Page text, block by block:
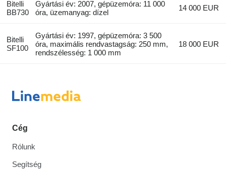
Bitelli
BB730
Gyártási év: 2007, gépüzemóra: 11 000
óra, üzemanyag: dízel
14 000 EUR
Bitelli
SF100
Gyártási év: 1997, gépüzemóra: 3 500
óra, maximális rendvastagság: 250 mm,
rendszélesség: 1 000 mm
18 000 EUR
Cég
Rólunk
Segítség